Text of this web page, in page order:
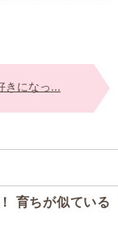
きになっ...
育ちが似ている